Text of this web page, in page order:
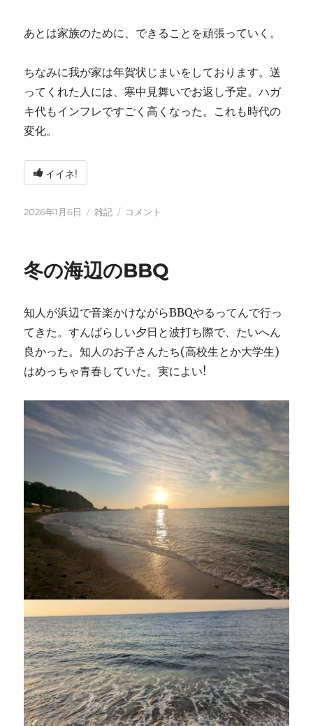
あとは家族のために、できることを頑張っていく。
ちなみに我が家は年賀状じまいをしております。送
ってくれた人には、寒中見舞いでお返し予定。ハガ
キ代もインフレですごく高くなった。これも時代の
変化。
イイネ!
投
2026年1月6日
カ
ー
雑記
2026
コメント
冬の海辺のBBQ
知人が浜辺で音楽かけながらBBQやるってんで行っ
てきた。すんばらしい夕日と波打ち際で、たいへん
良かった。知人のお子さんたち(高校生とか大学生)
はめっちゃ青春していた。実によい!